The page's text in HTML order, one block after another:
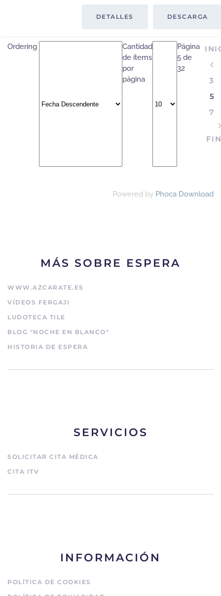
DESCARGA
DETALLES
Ordering
Cantidad
de ítems
por
página
Página
5 de
32
3
5
7
Powered by Phoca Download
MÁS SOBRE ESPERA
WWW.AZCARATE.ES
VÍDEOS FERGAJI
LUDOTECA TILE
BLOG "NOCHE EN BLANCO"
HISTORIA DE ESPERA
SERVICIOS
SOLICITAR CITA MÉDICA
CITA ITV
INFORMACIÓN
POLÍTICA DE COOKIES